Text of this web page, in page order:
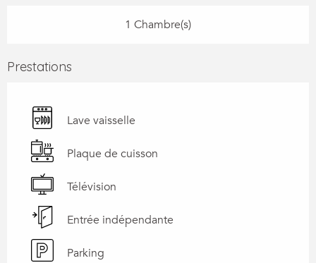
1 Chambre(s)
Prestations
Lave vaisselle
Plaque de cuisson
Télévision
Entrée indépendante
Parking